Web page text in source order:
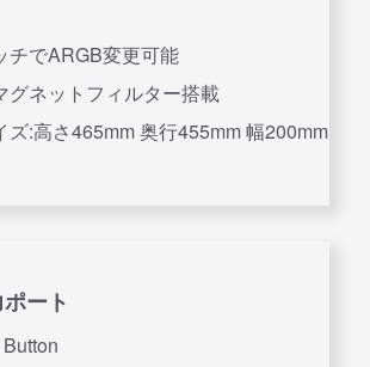
チでARGB変更可能
グネットフィルター搭載
ズ:高さ465mm 奥行455mm 幅200mm
ート